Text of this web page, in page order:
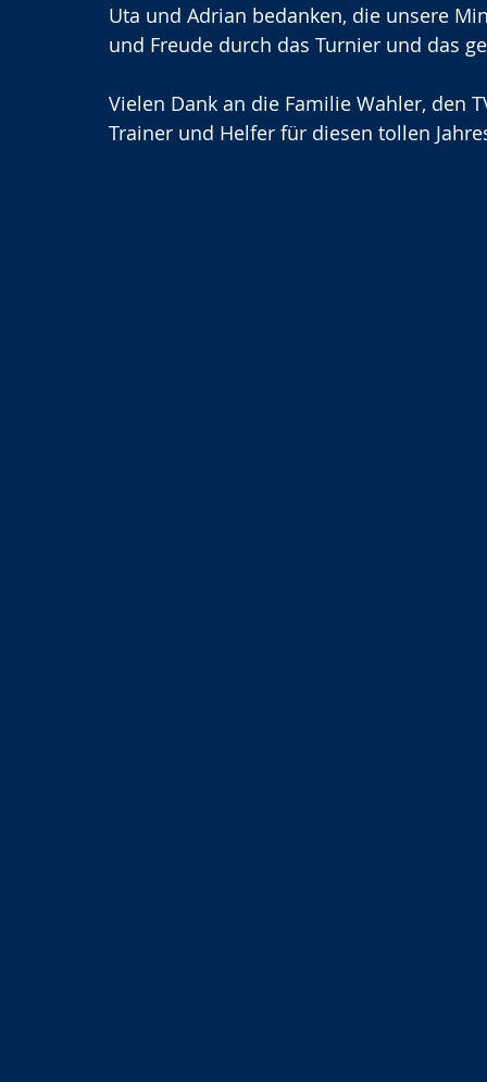
Uta und Adrian bedanken, die unsere
und Freude durch das Turnier und das
Vielen Dank an die Familie Wahler, den
Trainer und Helfer für diesen tollen